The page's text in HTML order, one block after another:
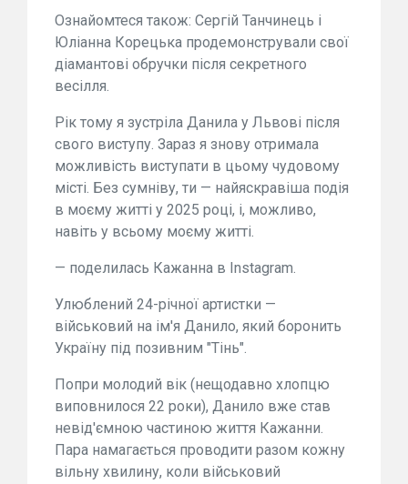
Ознайомтеся також: Сергій Танчинець і
Юліанна Корецька продемонстрували свої
діамантові обручки після секретного
весілля.
Рік тому я зустріла Данила у Львові після
свого виступу. Зараз я знову отримала
можливість виступати в цьому чудовому
місті. Без сумніву, ти — найяскравіша подія
в моєму житті у 2025 році, і, можливо,
навіть у всьому моєму житті.
— поделилась Кажанна в Instagram.
Улюблений 24-річної артистки —
військовий на ім'я Данило, який боронить
Україну під позивним "Тінь".
Попри молодий вік (нещодавно хлопцю
виповнилося 22 роки), Данило вже став
невід'ємною частиною життя Кажанни.
Пара намагається проводити разом кожну
вільну хвилину, коли військовий